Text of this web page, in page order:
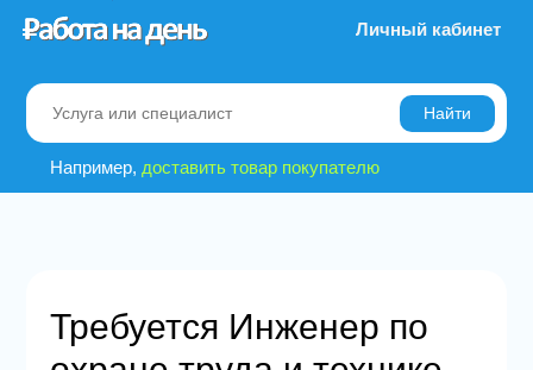
Личный кабинет
Найти
Например, доставить товар покупателю
Требуется Инженер по